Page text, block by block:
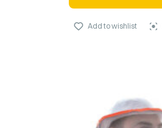
Add to wishlist